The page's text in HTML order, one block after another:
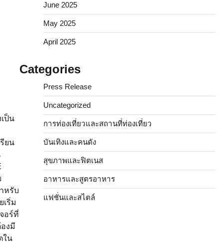
ป็น
ยน
หรับ
เริ่ม
อร์ที่
งมี
ใน
June 2025
May 2025
April 2025
Categories
Press Release
Uncategorized
การท่องเที่ยวและสถานที่ท่องเที่ยว
บันเทิงและคนดัง
สุขภาพและฟิตเนส
อาหารและสูตรอาหาร
แฟชั่นและสไตล์